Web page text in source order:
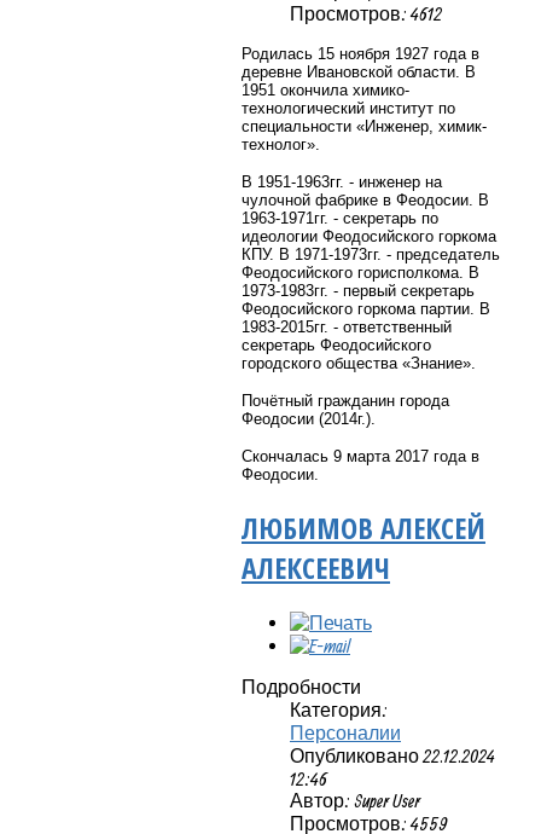
Просмотров: 4612
Родилась 15 ноября 1927 года в
деревне Ивановской области. В
1951 окончила химико-
технологический институт по
специальности «Инженер, химик-
технолог».
В 1951-1963гг. - инженер на
чулочной фабрике в Феодосии. В
1963-1971гг. - секретарь по
идеологии Феодосийского горкома
КПУ. В 1971-1973гг. - председатель
Феодосийского горисполкома. В
1973-1983гг. - первый секретарь
Феодосийского горкома партии. В
1983-2015гг. - ответственный
секретарь Феодосийского
городского общества «Знание».
Почётный гражданин города
Феодосии (2014г.).
Скончалась 9 марта 2017 года в
Феодосии.
ЛЮБИМОВ АЛЕКСЕЙ
АЛЕКСЕЕВИЧ
Подробности
Категория:
Персоналии
Опубликовано 22.12.2024
12:46
Автор: Super User
Просмотров: 4559